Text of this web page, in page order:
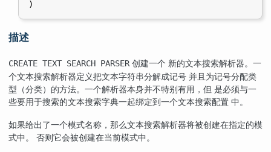
描述
CREATE TEXT SEARCH PARSER创建一个 新的文本搜索解析器。一
个文本搜索解析器定义把文本字符串分解成记号 并且为记号分配类
型（分类）的方法。一个解析器本身并不特别有用，但 是必须与一
些要用于搜索的文本搜索字典一起绑定到一个文本搜索配置 中。
如果给出了一个模式名称，那么文本搜索解析器将被创建在指定的模
式中。 否则它会被创建在当前模式中。